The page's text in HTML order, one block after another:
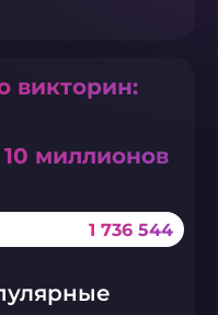
викторин:
миллионов
1 736 544